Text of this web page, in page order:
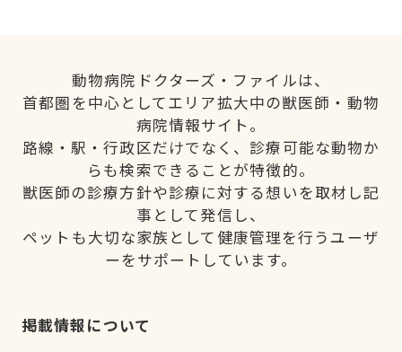
動物病院ドクターズ・ファイルは、
首都圏を中心としてエリア拡大中の獣医師・動物
病院情報サイト。
路線・駅・行政区だけでなく、診療可能な動物か
らも検索できることが特徴的。
獣医師の診療方針や診療に対する想いを取材し記
事として発信し、
ペットも大切な家族として健康管理を行うユーザ
ーをサポートしています。
掲載情報について